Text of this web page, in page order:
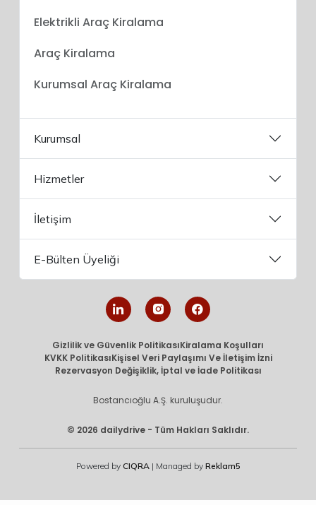
Elektrikli Araç Kiralama
Araç Kiralama
Kurumsal Araç Kiralama
Kurumsal
Hizmetler
İletişim
E-Bülten Üyeliği
Gizlilik ve Güvenlik PolitikasıKiralama Koşulları
KVKK PolitikasıKişisel Veri Paylaşımı Ve İletişim İzni
Rezervasyon Değişiklik, İptal ve İade Politikası
Bostancıoğlu A.Ş. kuruluşudur.
© 2026 dailydrive - Tüm Hakları Saklıdır.
Powered by CIQRA | Managed by Reklam5